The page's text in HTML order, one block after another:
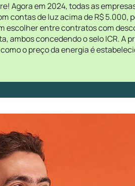
Agora em 2024, todas as
contas de luz acima de R$ 5.000,
escolher entre contratos com
ambos concedendo o selo ICR. A
o preço da energia é